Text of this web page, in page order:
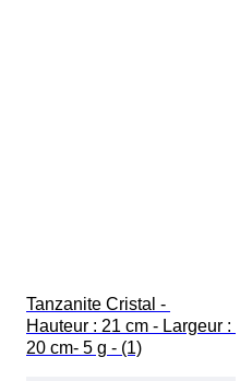
Tanzanite Cristal -
Hauteur : 21 cm - Largeur :
20 cm- 5 g - (1)